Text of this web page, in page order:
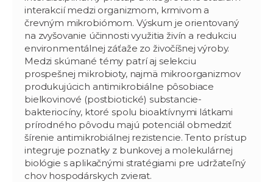
interakcií medzi organizmom, krmivom a
črevným mikrobiómom. Výskum je orientovaný
na zvyšovanie účinnosti využitia živín a redukciu
environmentálnej záťaže zo živočíšnej výroby.
Medzi skúmané témy patrí aj selekciu
prospešnej mikrobioty, najmä mikroorganizmov
produkujúcich antimikrobiálne pôsobiace
bielkovinové (postbiotické) substancie-
bakteriocíny, ktoré spolu bioaktívnymi látkami
prírodného pôvodu majú potenciál obmedziť
šírenie antimikrobiálnej rezistencie. Tento prístup
integruje poznatky z bunkovej a molekulárnej
biológie s aplikačnými stratégiami pre udržateľný
chov hospodárskych zvierat.